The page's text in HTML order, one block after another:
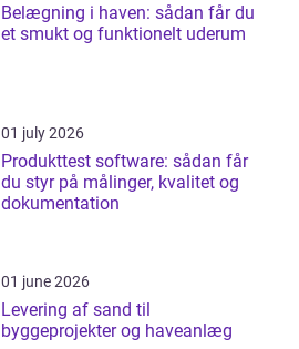
Belægning i haven: sådan får du
et smukt og funktionelt uderum
01 july 2026
Produkttest software: sådan får
du styr på målinger, kvalitet og
dokumentation
01 june 2026
Levering af sand til
byggeprojekter og haveanlæg